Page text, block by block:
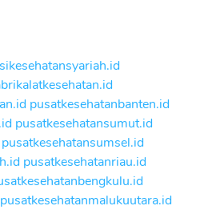
pusatkesehatanbanten.id
pusatkesehatansumut.id
pusatkesehatansumsel.id
pusatkesehatanriau.id
pusatkesehatanmalukuutara.id